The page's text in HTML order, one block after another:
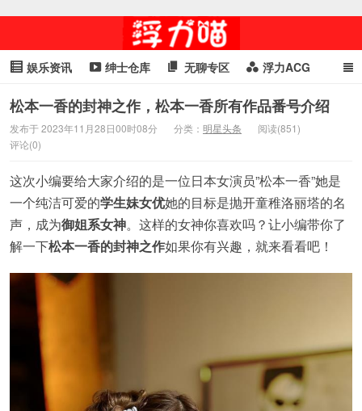
娱乐资讯 绅士仓库 无聊专区 浮力ACG
浮力GIF 明星头条 浮力资讯 头条女神 萌妹专区
cosplay
松本一香的封神之作，松本一香所有作品番号介绍
发布于 2023年11月28日00时08分 分类： 明星头条
阅读(851)
评论(0)
这次小编要给大家介绍的是一位日本女演员”松本一香”她是
一个纯洁可爱的学生妹女优她的目标是抛开童稚洛丽塔的名
声，成为御姐系女神。这样的女神你喜欢吗？让小编带你了
解一下松本一香的封神之作如果你有兴趣，就来看看吧！